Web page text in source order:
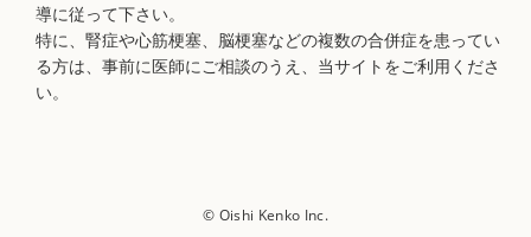
導に従って下さい。
特に、腎症や心筋梗塞、脳梗塞などの複数の合併症を患ってい
る方は、事前に医師にご相談のうえ、当サイトをご利用くださ
い。
© Oishi Kenko Inc.